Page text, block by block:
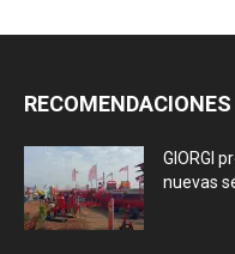
GIORGI
nuevas